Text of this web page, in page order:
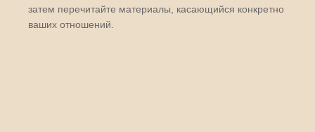
затем перечитайте материалы, касающийся конкретно
ваших отношений.